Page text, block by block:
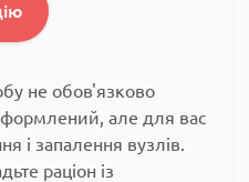
не обов'язково
але для вас
і запалення вузлів.
раціон із